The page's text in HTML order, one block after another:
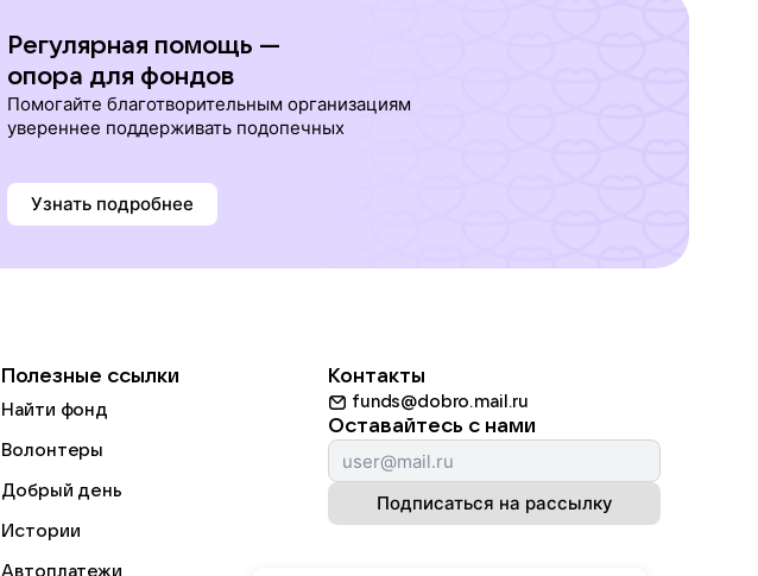
Регулярная помощь —
опора для фондов
Помогайте благотворительным организациям
увереннее поддерживать подопечных
Узнать подробнее
Полезные ссылки
Найти фонд
Волонтеры
Добрый день
Истории
Автоплатежи
Контакты
funds@dobro.mail.ru
Оставайтесь с нами
Подписаться на рассылку